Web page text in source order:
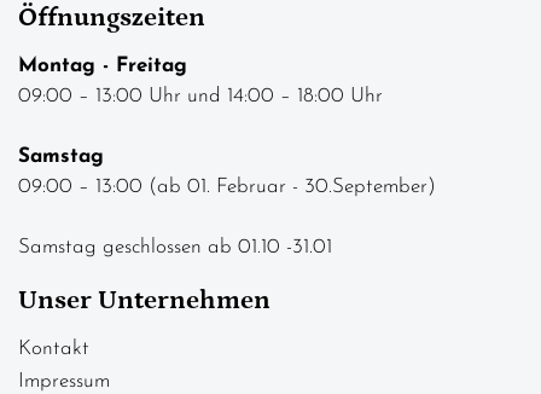
Öffnungszeiten
Montag - Freitag
09:00 – 13:00 Uhr und 14:00 – 18:00 Uhr
Samstag
09:00 – 13:00 (ab 01. Februar - 30.September)
Samstag geschlossen ab 01.10 -31.01
Unser Unternehmen
Kontakt
Impressum